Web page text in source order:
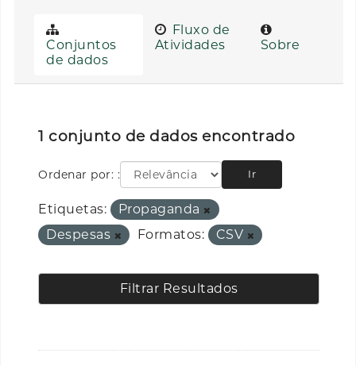
Conjuntos
de dados
Fluxo de
Atividades
Sobre
1 conjunto de dados encontrado
Ordenar por: Ir
Etiquetas:
Propaganda
Despesas
Formatos: CSV
Filtrar Resultados